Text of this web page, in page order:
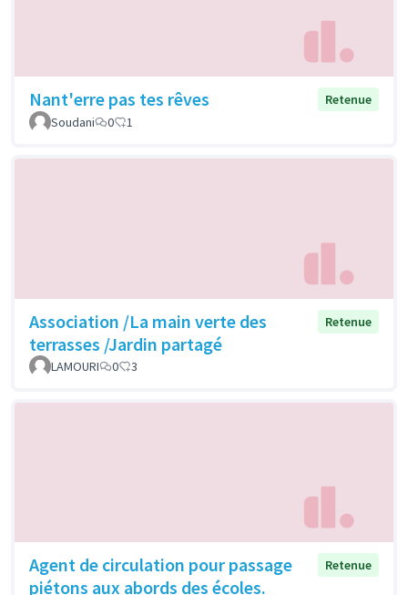
Nant'erre pas tes rêves
Retenue
Soudani
0 1
Association /La main verte des
terrasses /Jardin partagé
Retenue
LAMOURI 0 3
Agent de circulation pour passage
piétons aux abords des écoles.
Retenue